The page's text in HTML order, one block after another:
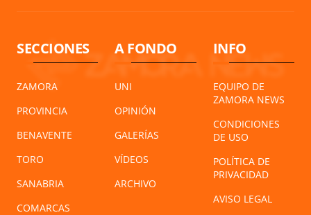
SECCIONES
ZAMORA
PROVINCIA
BENAVENTE
TORO
SANABRIA
COMARCAS
A FONDO
UNI
OPINIÓN
GALERÍAS
VÍDEOS
ARCHIVO
INFO
EQUIPO DE
ZAMORA NEWS
CONDICIONES
DE USO
POLÍTICA DE
PRIVACIDAD
AVISO LEGAL